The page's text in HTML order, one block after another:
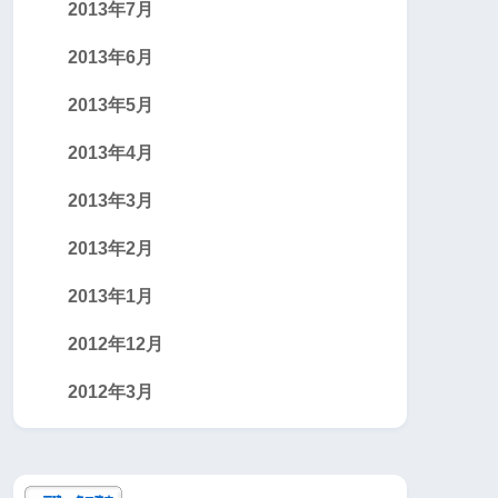
2013年7月
2013年6月
2013年5月
2013年4月
2013年3月
2013年2月
2013年1月
2012年12月
2012年3月